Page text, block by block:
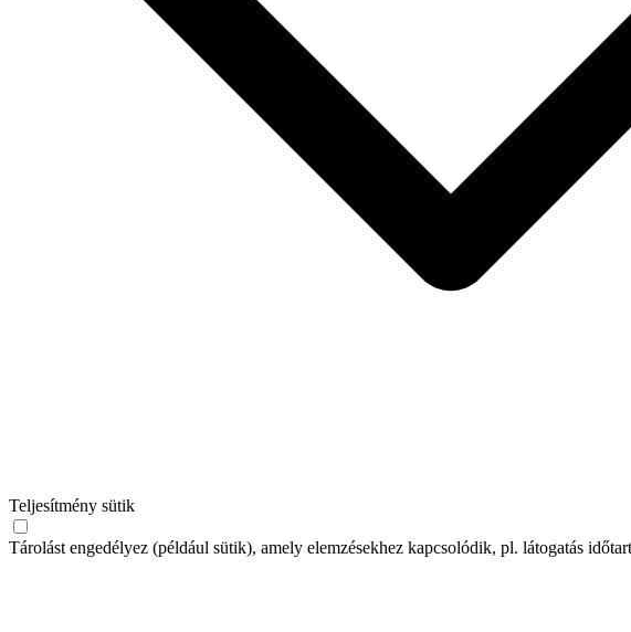
Teljesítmény sütik
Tárolást engedélyez (például sütik), amely elemzésekhez kapcsolódik, pl. látogatás